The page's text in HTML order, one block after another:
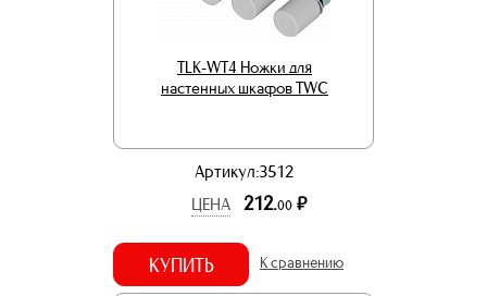
TLK-WT4 Ножки для
настенных шкафов TWC
Артикул:3512
ЦЕНА
212.00 р.
КУПИТЬ К сравнению